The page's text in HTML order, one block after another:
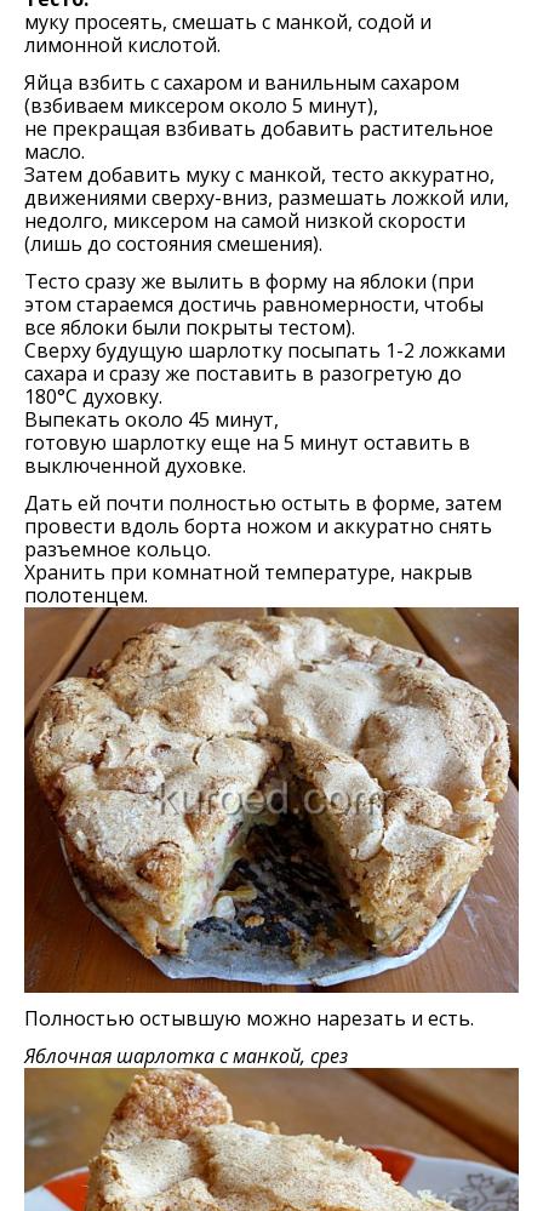
муку просеять, смешать с манкой, содой и
лимонной кислотой.
Яйца взбить с сахаром и ванильным сахаром
(взбиваем миксером около 5 минут),
не прекращая взбивать добавить растительное
масло.
Затем добавить муку с манкой, тесто аккуратно,
движениями сверху-вниз, размешать ложкой или,
недолго, миксером на самой низкой скорости
(лишь до состояния смешения).
Тесто сразу же вылить в форму на яблоки (при
этом стараемся достичь равномерности, чтобы
все яблоки были покрыты тестом).
Сверху будущую шарлотку посыпать 1-2 ложками
сахара и сразу же поставить в разогретую до
180°С духовку.
Выпекать около 45 минут,
готовую шарлотку еще на 5 минут оставить в
выключенной духовке.
Дать ей почти полностью остыть в форме, затем
провести вдоль борта ножом и аккуратно снять
разъемное кольцо.
Хранить при комнатной температуре, накрыв
полотенцем.
Полностью остывшую можно нарезать и есть.
Яблочная шарлотка с манкой, срез